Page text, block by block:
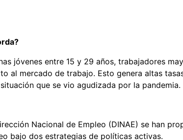
jóvenes entre 15 y 29 años, trabajadores
al mercado de trabajo. Esto genera altas
que se vio agudizada por la pandemia.
Nacional de Empleo (DINAE) se han
bajo dos estrategias de políticas activas.